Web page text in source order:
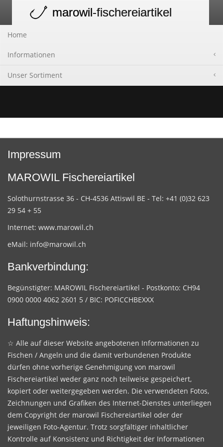
navigation
marowil-fischereiartikel
Home
Informationen
Unser Sortiment
Impressum
MAROWIL Fischereiartikel
Solothurnstrasse 36 - CH-4536 Attiswil BE - Tel: +41 (0)32 623
29 54 + 55
Internet: www.marowil.ch
eMail: info@marowil.ch
Bankverbindung:
Begünstigter: MAROWIL Fischereiartikel - Postkonto: CH94
0900 0000 4062 2601 5 / BIC: POFICCHBEXXX
Haftungshinweis:
☆ Alle auf dieser Website angebotenen Informationen zu
Fischen / Angeln und die damit verbundenen Produkte
dürfen ohne vorherige Genehmigung von marowil
Fischereiartikel weder ganz noch teilweise gespeichert,
kopiert oder weitergegeben werden. Die verwendeten Fotos,
Zeichnungen und Grafiken des Internet-Dienstes unterliegen
dem Copyright der marowil Fischereiartikel oder der
jeweiligen Foto-Agentur. Trotz sorgfältiger inhaltlicher
Kontrolle auf Konsistenz und Richtigkeit der Informationen